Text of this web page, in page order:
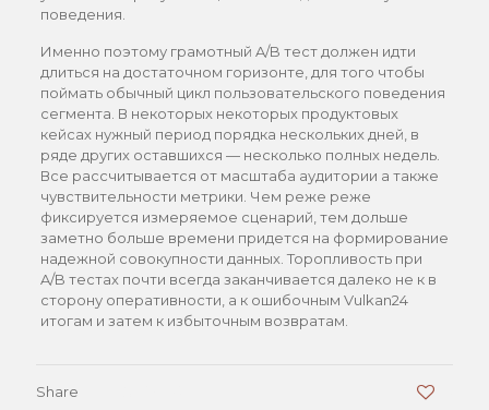
поведения.
Именно поэтому грамотный A/B тест должен идти
длиться на достаточном горизонте, для того чтобы
поймать обычный цикл пользовательского поведения
сегмента. В некоторых некоторых продуктовых
кейсах нужный период порядка нескольких дней, в
ряде других оставшихся — несколько полных недель.
Все рассчитывается от масштаба аудитории а также
чувствительности метрики. Чем реже реже
фиксируется измеряемое сценарий, тем дольше
заметно больше времени придется на формирование
надежной совокупности данных. Торопливость при
A/B тестах почти всегда заканчивается далеко не к в
сторону оперативности, а к ошибочным Vulkan24
итогам и затем к избыточным возвратам.
Share